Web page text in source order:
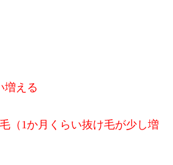
増える
（1か月くらい抜け毛が少し増